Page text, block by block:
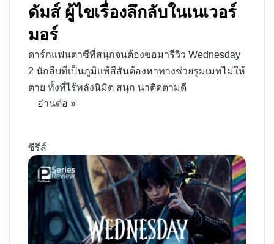
ดัมส์ ผู้ไขเรื่องลึกลับในเนเวอร์
มอร์
ดาร์กแฟนตาซีที่สนุกจนต้องขอมารีวิว Wednesday
2 นักสืบที่เป็นภูมิแพ้สีสันต้องหาทางช่วยรูมเมทไม่ให้
ตาย ทั้งที่ไร้พลังนิมิต สนุก น่าติดตามดี
อ่านต่อ »
ซีรีส์